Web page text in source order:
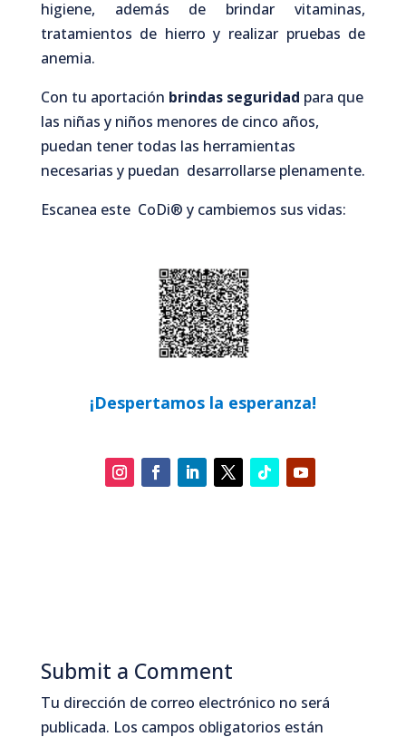
higiene, además de brindar vitaminas,
tratamientos de hierro y realizar pruebas de
anemia.
Con tu aportación brindas seguridad para que
las niñas y niños menores de cinco años,
puedan tener todas las herramientas
necesarias y puedan desarrollarse plenamente.
Escanea este CoDi®️ y cambiemos sus vidas:
¡Despertamos la esperanza!
Submit a Comment
Tu dirección de correo electrónico no será
publicada. Los campos obligatorios están